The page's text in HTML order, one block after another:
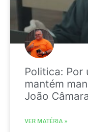
Politica: Por
mantém
João
VER MATÉRIA »